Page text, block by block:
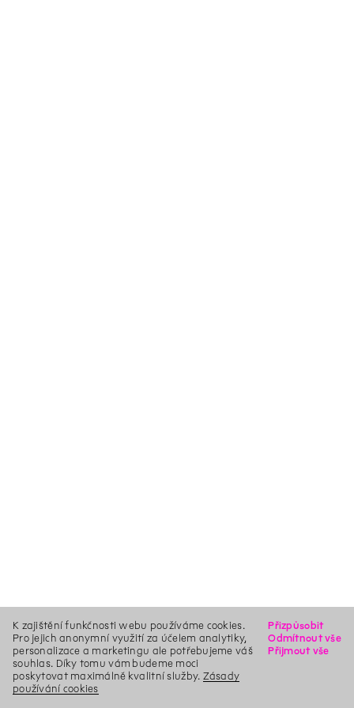
K zajištění funkčnosti webu používáme cookies.
Pro jejich anonymní využití za účelem analytiky,
personalizace a marketingu ale potřebujeme váš
souhlas. Díky tomu vám budeme moci
poskytovat maximálně kvalitní služby. Zásady
používání cookies
Přizpůsobit
Odmítnout vše
Přijmout vše